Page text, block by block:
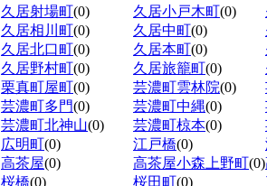
久居射場町(0) 久居小戸木町(0)
久居相川町(0) 久居中町(0)
久居北口町(0) 久居本町(0)
久居野村町(0) 久居旅籠町(0)
栗真町屋町(0) 芸濃町雲林院(0)
芸濃町多門(0) 芸濃町中縄(0)
芸濃町北神山(0) 芸濃町椋本(0)
広明町(0) 江戸橋(0)
高茶屋(0) 高茶屋小森上野町(0)
桜橋(0) 桜田町(0)